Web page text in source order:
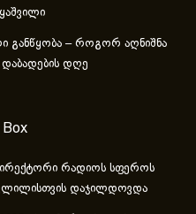
განწყობა – როგორ აღნიშნა
დაბადების დღე
Box
რადიოს სფეროს
დაჯილდოვდა